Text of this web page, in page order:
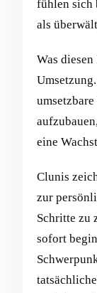
fühlen sich
als
Was
eine
Clunis
zur
Schritte zu
sofort